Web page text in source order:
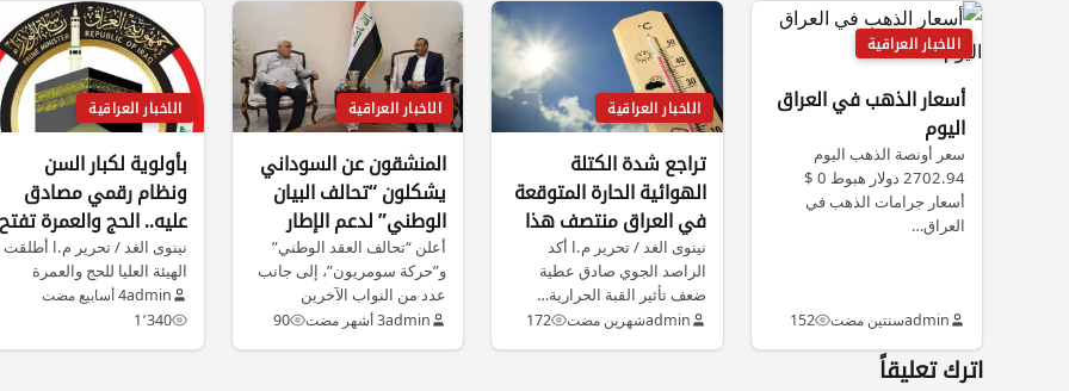
الاخبار العراقية
أسعار الذهب في العراق
اليوم
سعر أونصة الذهب اليوم
2702.94 دولار هبوط 0 $
أسعار جرامات الذهب في
العراق…
adminسنتين مضت 152
الاخبار العراقية
تراجع شدة الكتلة
الهوائية الحارة المتوقعة
في العراق منتصف هذا
الأسبوع
نينوى الغد / تحرير م.ا أكد
الراصد الجوي صادق عطية
ضعف تأثير القبة الحرارية…
adminشهرين مضت 172
الاخبار العراقية
المنشقون عن السوداني
يشكلون “تحالف البيان
الوطني” لدعم الإطار
أعلن “تحالف العقد الوطني”
و”حركة سومريون”، إلى جانب
عدد من النواب الآخرين
المنشقين عن…
admin3 أشهر مضت 90
الاخبار العراقية
بأولوية لكبار السن
ونظام رقمي مصادق
عليه.. الحج والعمرة تفتح
باب التسجيل للأعوام
2027-2030
نينوى الغد / تحرير م.ا أطلقت
الهيئة العليا للحج والعمرة
رسميًا الرابط الإلكتروني
الخاص…
admin4 أسابيع مضت
1٬340
اترك تعليقاً